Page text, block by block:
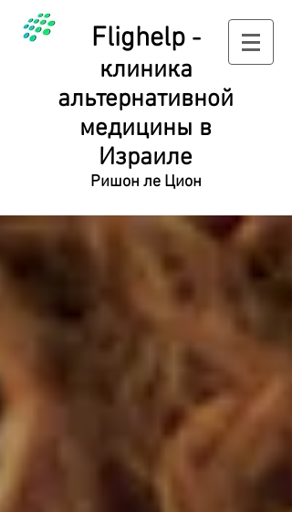
Flighelp-
клиника
альтернативной
медицины в
Израиле
Ришон ле Цион